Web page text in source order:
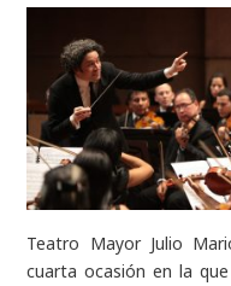
Teatro Mayor Julio
cuarta ocasión en la